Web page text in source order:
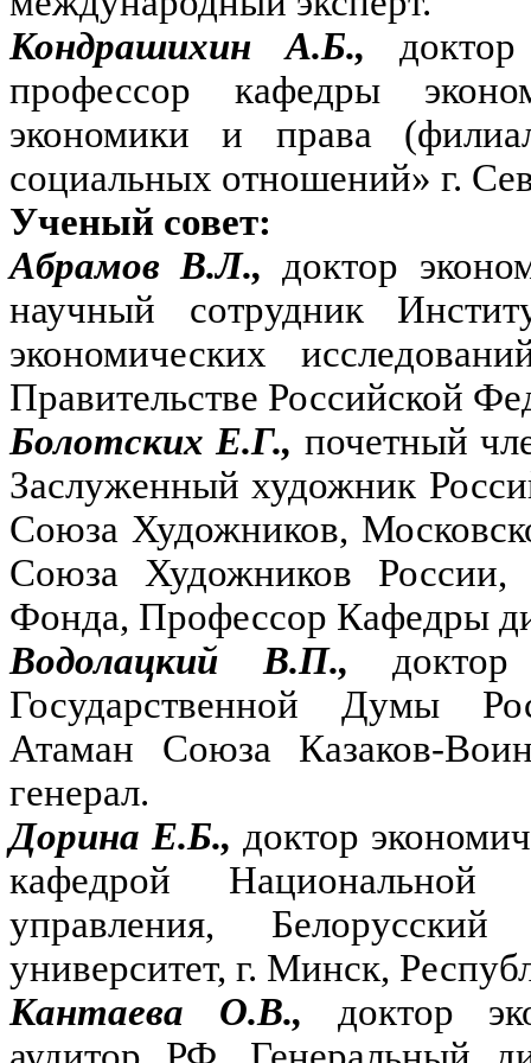
Кондрашихин А.Б.,
профессор кафедры
экономики и права
социальных отношений» г.
Ученый совет:
Абрамов В.Л., доктор
научный сотрудник
экономических
Правительстве Российской
Болотских Е.Г., почетный
Заслуженный художник
Союза Художников,
Союза Художников России,
Фонда, Профессор Кафедры
Водолацкий В.П.,
Государственной Думы
Атаман Союза Казаков-
генерал.
Дорина Е.Б., доктор
кафедрой Национальной
управления, Белорусский
университет, г. Минск,
Кантаева О.В., доктор